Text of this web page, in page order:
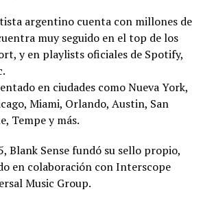
argentino cuenta con millones de
muy seguido en el top de los
y en playlists oficiales de Spotify,
en ciudades como Nueva York,
Miami, Orlando, Austin, San
Tempe y más.
Blank Sense fundó su sello propio,
en colaboración con Interscope
Music Group.